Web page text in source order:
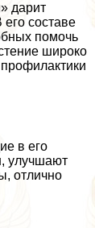
дарит
составе
помочь
широко
в его
улучшают
отлично